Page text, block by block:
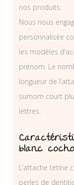
nos produits.
Nous nous
personnalisée
les modèles
prénom. Le
longueur de
surnom court
lettres.
blanc
L’attache tétine
perles de